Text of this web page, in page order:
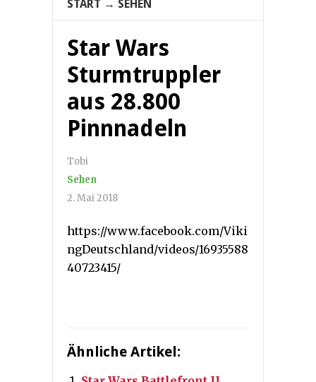
START → SEHEN
Star Wars
Sturmtruppler
aus 28.800
Pinnnadeln
Tobi
Sehen
2. Mai 2018
https://www.facebook.com/Viki
ngDeutschland/videos/16935588
40723415/
Ähnliche Artikel: